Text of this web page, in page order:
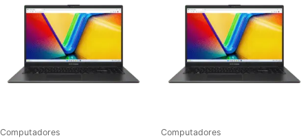
Computadores Computadores